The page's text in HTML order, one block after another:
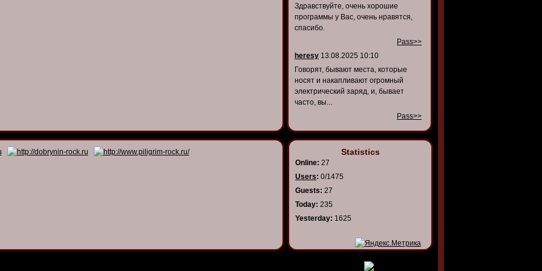
Здравствуйте, очень хорошие
программы у Вас, очень нравятся,
спасибо.
Pass>>
heresy 13.08.2025 10:10
Говорят, бывают места, которые
носят и накапливают огромный
электрический заряд, и, бывает
часто, вы...
Pass>>
Statistics
Online: 27
Users: 0/1475
Guests: 27
Today: 235
Yesterday: 1625